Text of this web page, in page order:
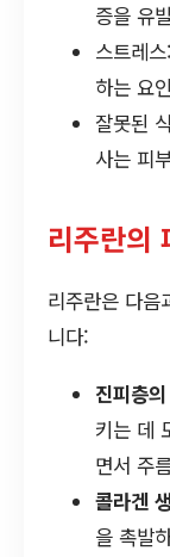
증을 유
스트레
하는 요
잘못된
사는 피
리주란의
리주란은 다음
니다:
진피층
키는 데
면서 주
콜라겐
을 촉발